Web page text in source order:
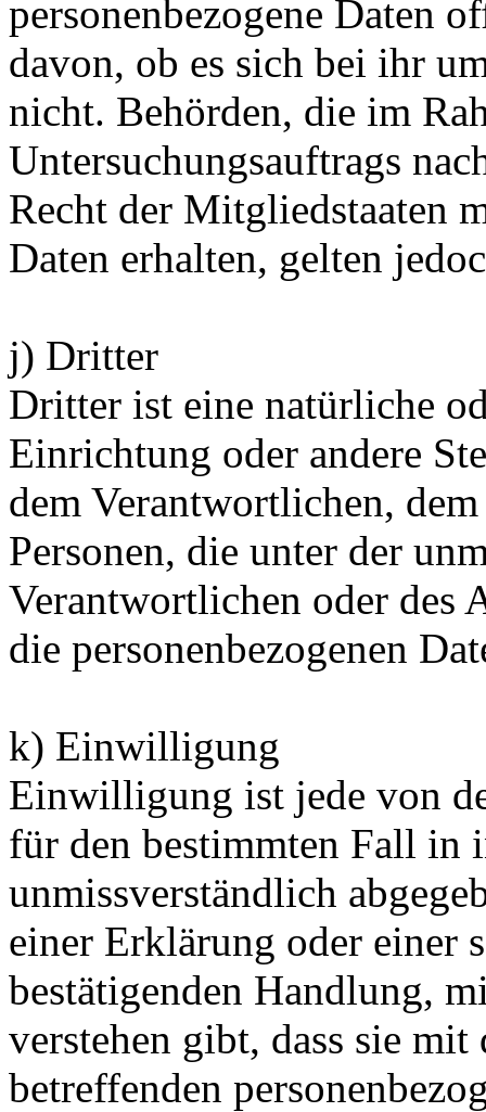
personenbezogene Daten
davon, ob es sich bei ihr
nicht. Behörden, die im
Untersuchungsauftrags
Recht der Mitgliedstaaten
Daten erhalten, gelten
j) Dritter
Dritter ist eine natürliche
Einrichtung oder andere
dem Verantwortlichen,
Personen, die unter der
Verantwortlichen oder des
die personenbezogenen
k) Einwilligung
Einwilligung ist jede von
für den bestimmten Fall in
unmissverständlich
einer Erklärung oder einer
bestätigenden Handlung,
verstehen gibt, dass sie
betreffenden